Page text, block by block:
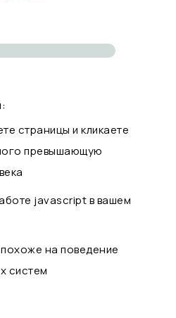
страницы и кликаете
превышающую
javascript в вашем
на поведение
систем